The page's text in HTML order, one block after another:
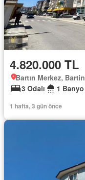
4.820.000 TL
Bartın Merkez, Bartin
3 Odalı
1 Banyo
1 hafta, 3 gün önce